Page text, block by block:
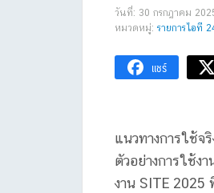
วันที่: 30 กรกฎาคม
หมวดหมู่: รายการไอที
แชร์
แนวทางการใช้จ
ตัวอย่างการใช้ง
งาน SITE 2025